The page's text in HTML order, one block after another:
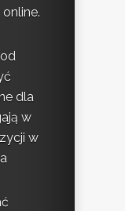
dla
w
w